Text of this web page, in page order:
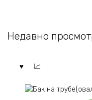
Недавно